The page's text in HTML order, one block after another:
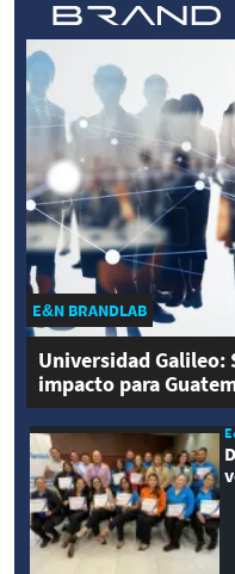
E&N BRANDLAB
Universidad
impacto para